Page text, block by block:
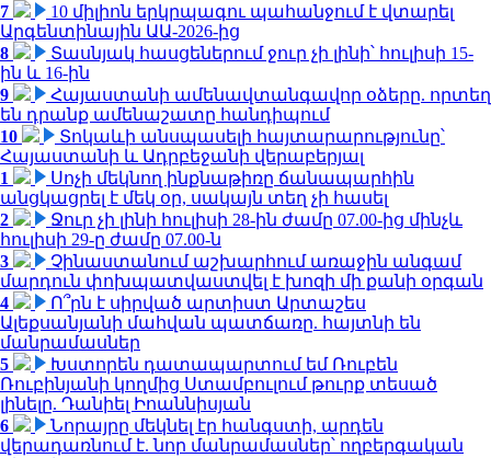
7
10 միլիոն երկրպագու պահանջում է վտարել
Արգենտինային ԱԱ-2026-ից
8
Տասնյակ հասցեներում ջուր չի լինի՝ հուլիսի 15-
ին և 16-ին
9
Հայաստանի ամենավտանգավոր օձերը. որտեղ
են դրանք ամենաշատը հանդիպում
10
Տոկաևի անսպասելի հայտարարությունը՝
Հայաստանի և Ադրբեջանի վերաբերյալ
1
Սոչի մեկնող ինքնաթիռը ճանապարհին
անցկացրել է մեկ օր, սակայն տեղ չի հասել
2
Ջուր չի լինի հուլիսի 28-ին ժամը 07.00-ից մինչև
հուլիսի 29-ը ժամը 07.00-ն
3
Չինաստանում աշխարհում առաջին անգամ
մարդուն փոխպատվաստվել է խոզի մի քանի օրգան
4
Ո՞րն է սիրված արտիստ Արտաշես
Ալեքսանյանի մահվան պատճառը. հայտնի են
մանրամասներ
5
Խստորեն դատապարտում եմ Ռուբեն
Ռուբինյանի կողմից Ստամբուլում թուրք տեսած
լինելը. Դանիել Իոաննիսյան
6
Նորայրը մեկնել էր հանգստի, արդեն
վերադառնում է. նոր մանրամասներ՝ ողբերգական